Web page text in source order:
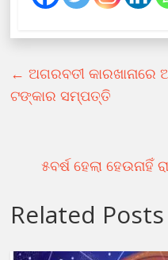
← ଅଗରବତୀ
ଟଙ୍କାର ସମ୍ପତ୍ତି
୫ବର୍ଷ ହେଲା ହେଉନାହିଁ
Related Posts